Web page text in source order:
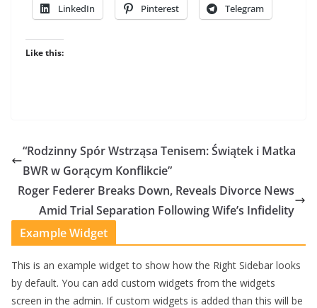
LinkedIn Pinterest Telegram
Like this:
“Rodzinny Spór Wstrząsa Tenisem: Świątek i Matka
BWR w Gorącym Konflikcie”
Roger Federer Breaks Down, Reveals Divorce News
Amid Trial Separation Following Wife’s Infidelity
Example Widget
This is an example widget to show how the Right Sidebar looks
by default. You can add custom widgets from the widgets
screen in the admin. If custom widgets is added than this will be